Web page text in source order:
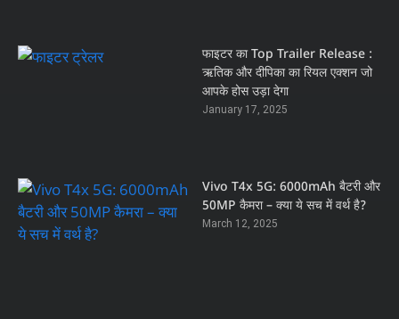
फाइटर का Top Trailer Release :
ऋतिक और दीपिका का रियल एक्शन जो
आपके होस उड़ा देगा
January 17, 2025
Vivo T4x 5G: 6000mAh बैटरी और
50MP कैमरा – क्या ये सच में वर्थ है?
March 12, 2025